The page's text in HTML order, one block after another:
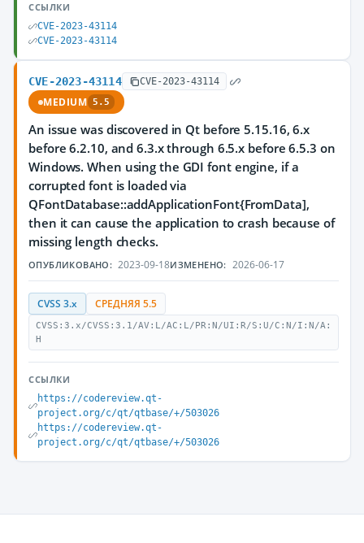
ССЫЛКИ
CVE-2023-43114
CVE-2023-43114
CVE-2023-43114 CVE-2023-43114
MEDIUM 5.5
An issue was discovered in Qt before 5.15.16, 6.x
before 6.2.10, and 6.3.x through 6.5.x before 6.5.3 on
Windows. When using the GDI font engine, if a
corrupted font is loaded via
QFontDatabase::addApplicationFont{FromData],
then it can cause the application to crash because of
missing length checks.
ОПУБЛИКОВАНО: 2023-09-18ИЗМЕНЕНО: 2026-06-17
CVSS 3.x СРЕДНЯЯ 5.5
CVSS:3.x/CVSS:3.1/AV:L/AC:L/PR:N/UI:R/S:U/C:N/I:N/A:
H
ССЫЛКИ
https://codereview.qt-
project.org/c/qt/qtbase/+/503026
https://codereview.qt-
project.org/c/qt/qtbase/+/503026